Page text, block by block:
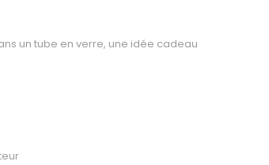
un tube en verre, une idée cadeau